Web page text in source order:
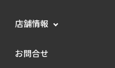
店舗情報
お問合せ